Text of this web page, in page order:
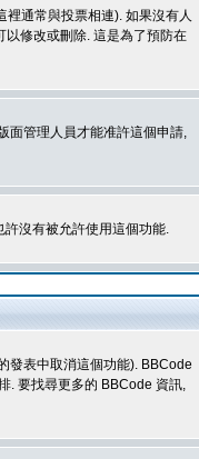
通常與投票相連). 如果沒有人
以修改或刪除. 這是為了預防在
面管理人員才能准許這個申請,
沒有被允許使用這個功能.
發表中取消這個功能). BBCode
. 要找尋更多的 BBCode 資訊,